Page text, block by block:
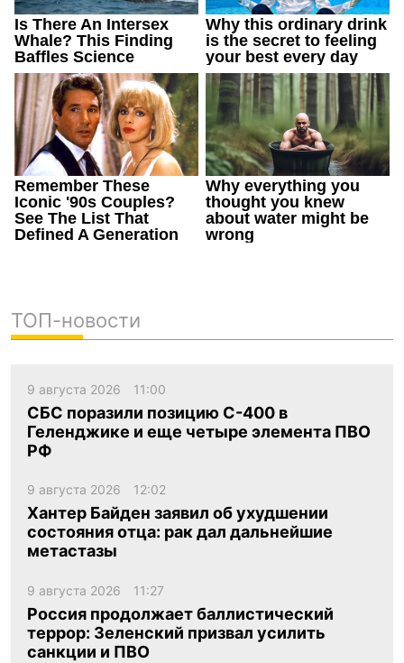
ТОП-новости
9 августа 2026 11:00
СБС поразили позицию С-400 в
Геленджике и еще четыре элемента ПВО
РФ
9 августа 2026 12:02
Хантер Байден заявил об ухудшении
состояния отца: рак дал дальнейшие
метастазы
9 августа 2026 11:27
Россия продолжает баллистический
террор: Зеленский призвал усилить
санкции и ПВО